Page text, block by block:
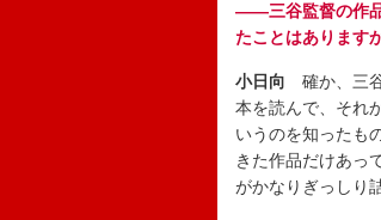
――三谷監督の作品
たことはありますか
小日向 確か、三
本を読んで、それ
いうのを知ったも
きた作品だけあっ
がかなりぎっしり